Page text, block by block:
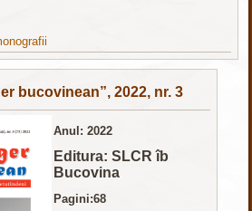
bucovinean”, 2022, nr. 3
Anul: 2022
Editura: SLCR îb
Bucovina
Pagini:68